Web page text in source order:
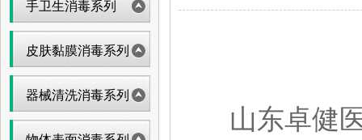
手卫生消毒系列
皮肤黏膜消毒系列
器械清洗消毒系列
山东卓健医